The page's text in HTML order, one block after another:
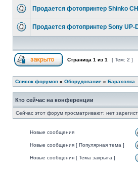
Продается фотопринтер Shinko
Продается фотопринтер Sony UP-
Страница 1 из 1 [ Тем: 2 ]
Список форумов » Оборудование » Барахолка
Кто сейчас на конференции
Сейчас этот форум просматривают: нет
Новые сообщения
Новые сообщения [ Популярная тема ]
Новые сообщения [ Тема закрыта ]